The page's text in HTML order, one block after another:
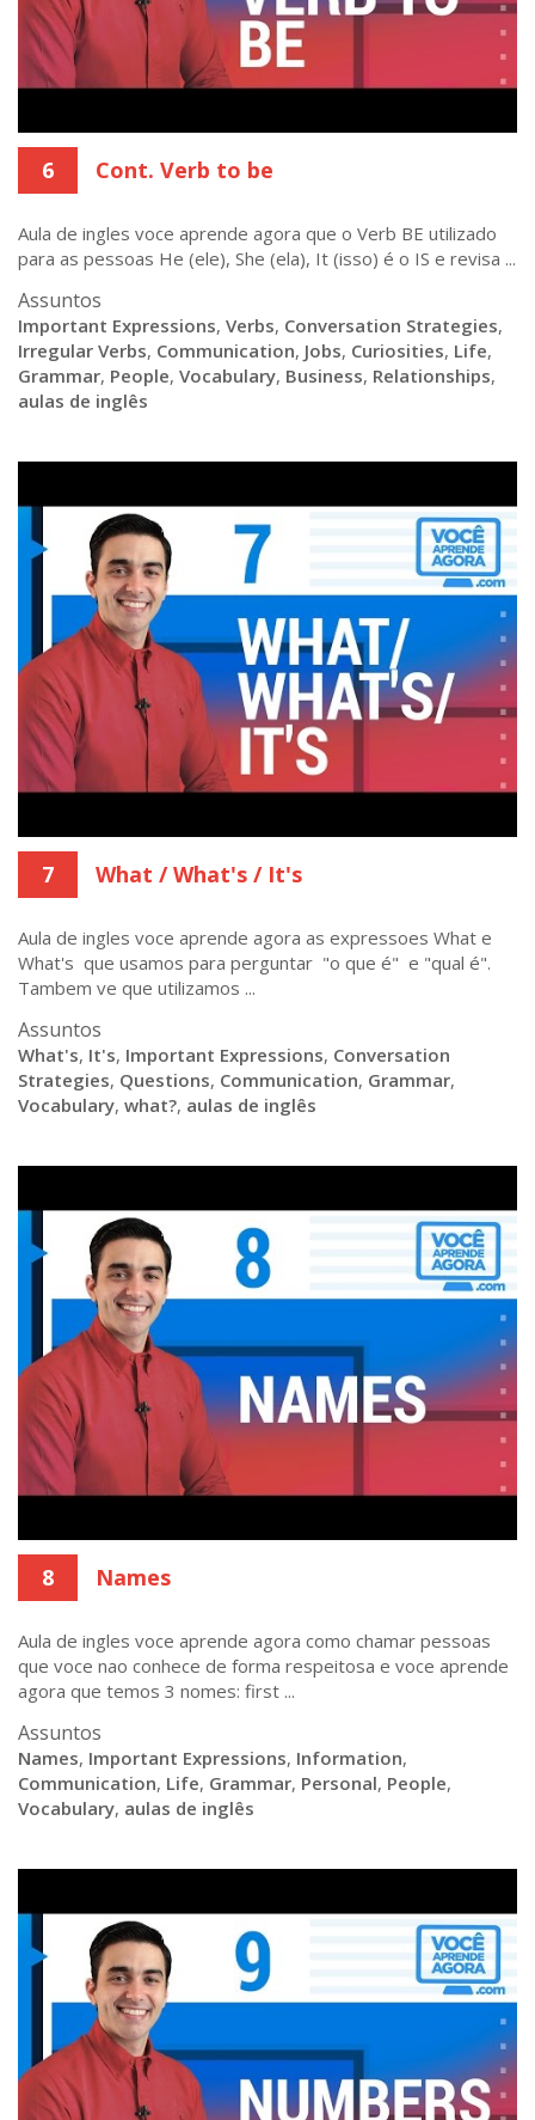
6 Cont. Verb to be
Aula de ingles voce aprende agora que o Verb BE utilizado
para as pessoas He (ele), She (ela), It (isso) é o IS e revisa ...
Assuntos
Important Expressions, Verbs, Conversation Strategies,
Irregular Verbs, Communication, Jobs, Curiosities, Life,
Grammar, People, Vocabulary, Business, Relationships,
aulas de inglês
7 What / What's / It's
Aula de ingles voce aprende agora as expressoes What e
What's que usamos para perguntar "o que é" e "qual é".
Tambem ve que utilizamos ...
Assuntos
What's, It's, Important Expressions, Conversation
Strategies, Questions, Communication, Grammar,
Vocabulary, what?, aulas de inglês
8 Names
Aula de ingles voce aprende agora como chamar pessoas
que voce nao conhece de forma respeitosa e voce aprende
agora que temos 3 nomes: first ...
Assuntos
Names, Important Expressions, Information,
Communication, Life, Grammar, Personal, People,
Vocabulary, aulas de inglês